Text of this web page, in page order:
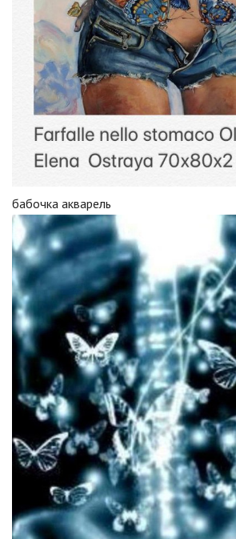
бабочка акварель